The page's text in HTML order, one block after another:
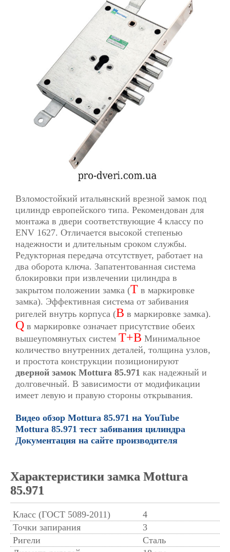
Взломостойкий итальянский врезной замок под
цилиндр европейского типа. Рекомендован для
монтажа в двери соответствующие 4 классу по
ENV 1627. Отличается высокой степенью
надежности и длительным сроком службы.
Редукторная передача отсутствует, работает на
два оборота ключа. Запатентованная система
блокировки при извлечении цилиндра в
закрытом положении замка (T в маркировке
замка). Эффективная система от забивания
ригелей внутрь корпуса (B в маркировке замка).
Q в маркировке означает присутствие обеих
вышеупомянутых систем T+B Минимальное
количество внутренних деталей, толщина узлов,
и простота конструкции позиционируют
дверной замок Mottura 85.971 как надежный и
долговечный. В зависимости от модификации
имеет левую и правую стороны открывания.
Видео обзор Mottura 85.971 на YouTube
Mottura 85.971 тест забивания цилиндра
Документация на сайте производителя
Характеристики замка Mottura
85.971
Класс (ГОСТ 5089-2011)
4
Точки запирания
3
Ригели
Сталь